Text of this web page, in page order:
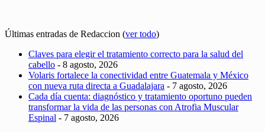
Últimas entradas de Redaccion (ver todo)
Claves para elegir el tratamiento correcto para la salud del
cabello - 8 agosto, 2026
Volaris fortalece la conectividad entre Guatemala y México
con nueva ruta directa a Guadalajara - 7 agosto, 2026
Cada día cuenta: diagnóstico y tratamiento oportuno pueden
transformar la vida de las personas con Atrofia Muscular
Espinal - 7 agosto, 2026